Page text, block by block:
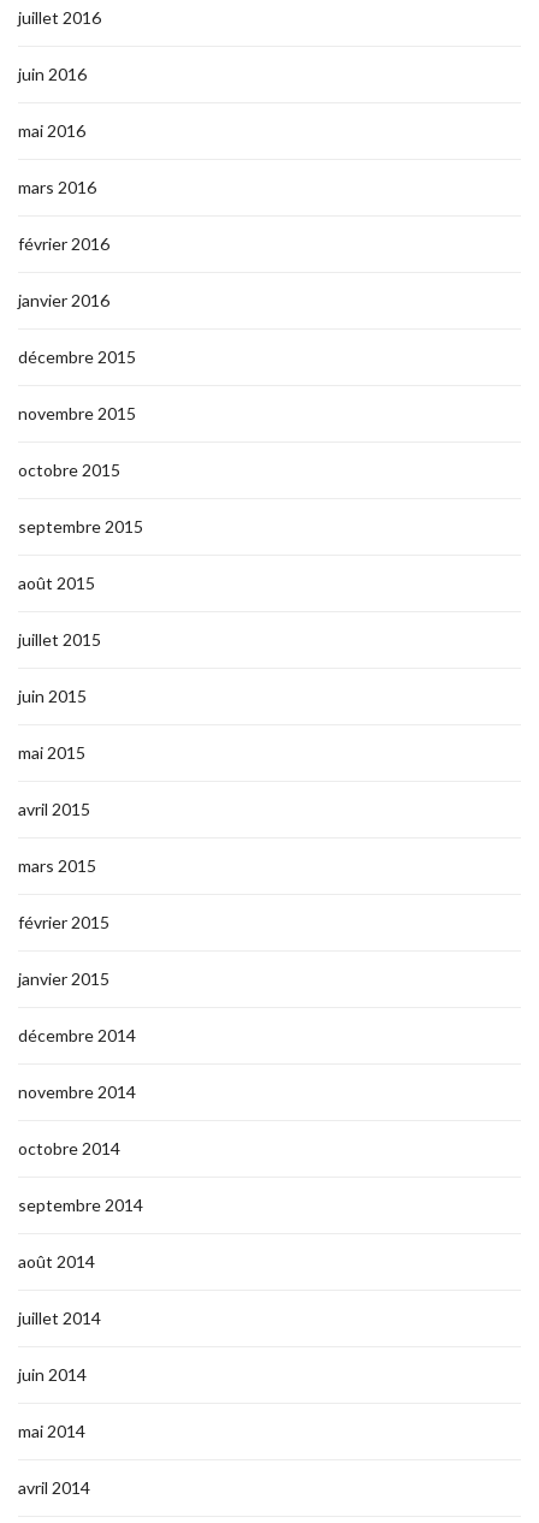
juillet 2016
juin 2016
mai 2016
mars 2016
février 2016
janvier 2016
décembre 2015
novembre 2015
octobre 2015
septembre 2015
août 2015
juillet 2015
juin 2015
mai 2015
avril 2015
mars 2015
février 2015
janvier 2015
décembre 2014
novembre 2014
octobre 2014
septembre 2014
août 2014
juillet 2014
juin 2014
mai 2014
avril 2014